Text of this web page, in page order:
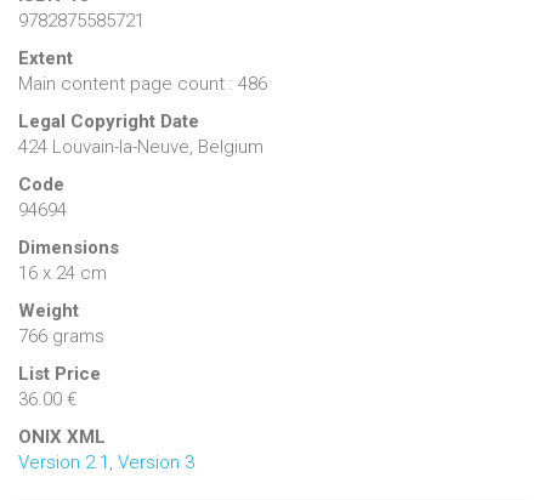
9782875585721
Extent
Main content page count : 486
Legal Copyright Date
424 Louvain-la-Neuve, Belgium
Code
94694
Dimensions
16 x 24 cm
Weight
766 grams
List Price
36.00 €
ONIX XML
Version 2.1 Version 3